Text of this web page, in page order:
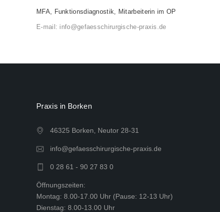
MFA, Funktionsdiagnostik, Mitarbeiterin im OP
E-mail: info@gefaesschirurgische-praxis.de
Praxis in Borken
46325 Borken, Neutor 28-31
info@gefaesschirurgische-praxis.de
0 28 61 - 90 27 83 0
Öffnungszeiten:
Montag: 8.00-17.00 Uhr (Pause: 12-13 Uhr)
Dienstag: 8.00-13.00 Uhr